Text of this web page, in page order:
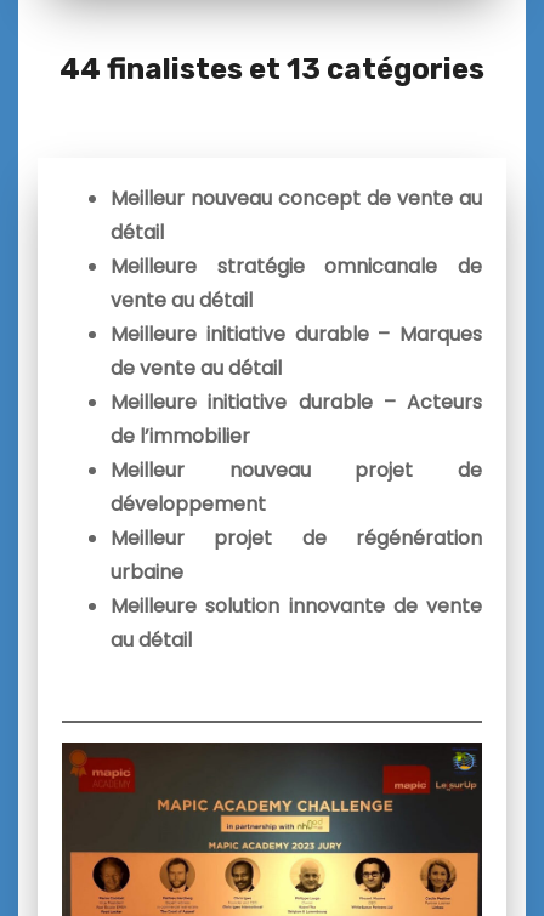
44 finalistes et 13 catégories
Meilleur nouveau concept de vente au
détail
Meilleure stratégie omnicanale de
vente au détail
Meilleure initiative durable – Marques
de vente au détail
Meilleure initiative durable – Acteurs
de l’immobilier
Meilleur nouveau projet de
développement
Meilleur projet de régénération
urbaine
Meilleure solution innovante de vente
au détail